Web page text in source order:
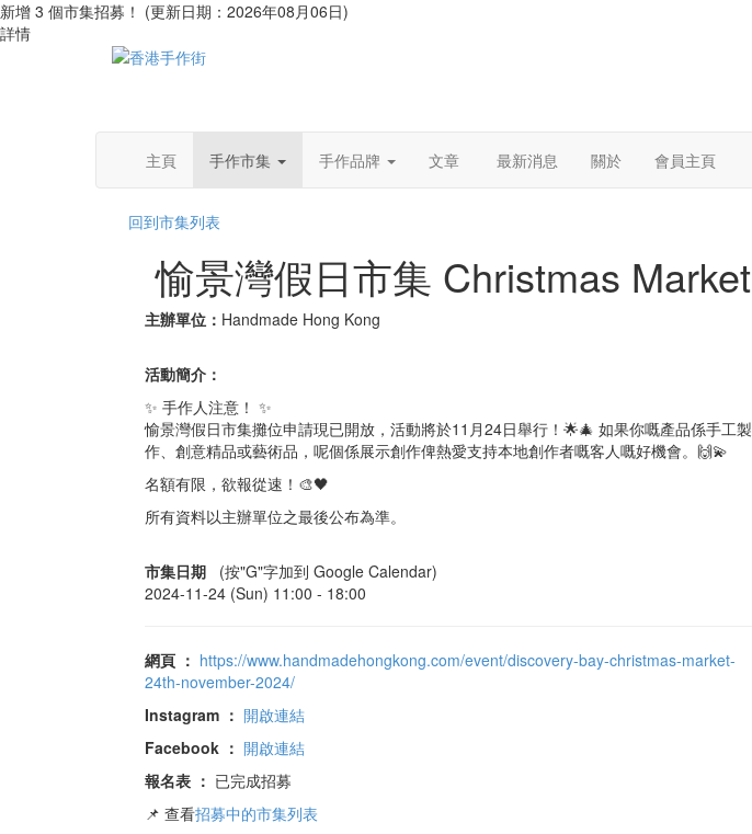
新增 3 個市集招募！ (更新日期：2026年08月06日)
詳情
主頁
手作市集 手作品牌 文章 最新消息 關於 會員主頁
回到市集列表
愉景灣假日市集 Christmas
主辦單位： Handmade Hong Kong
活動簡介：
✨ 手作人注意！ ✨
愉景灣假日市集攤位申請現已開放，活動將於11月24日舉行！🌟🎄 如果你嘅產品係手工製
作、創意精品或藝術品，呢個係展示創作俾熱愛支持本地創作者嘅客人嘅好機會。🙌💫
名額有限，欲報從速！🎨🖤
所有資料以主辦單位之最後公布為準。
市集日期
(按"G"字加到 Google Calendar)
2024-11-24 (Sun) 11:00 - 18:00
網頁 ： https://www.handmadehongkong.com/event/discovery-bay-christmas-market-
24th-november-2024/
Instagram ： 開啟連結
Facebook ： 開啟連結
報名表 ： 已完成招募
📌 查看招募中的市集列表